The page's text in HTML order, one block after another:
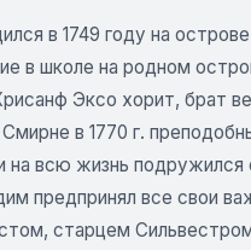
в 1749 году на
в школе на родном
Эксо хорит, брат
в 1770 г.
на всю жизнь
предпринял все свои
старцем